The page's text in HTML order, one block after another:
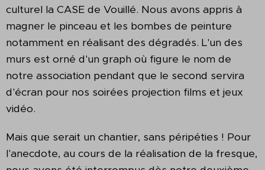
culturel la CASE de Vouillé. Nous avons appris à
magner le pinceau et les bombes de peinture
notamment en réalisant des dégradés. L'un des
murs est orné d'un graph où figure le nom de
notre association pendant que le second servira
d'écran pour nos soirées projection films et jeux
vidéo.
Mais que serait un chantier, sans péripéties ! Pour
l'anecdote, au cours de la réalisation de la fresque,